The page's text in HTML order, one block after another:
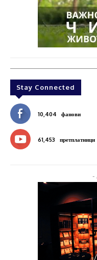
Stay Connected
10,404 фанови
61,453 претплатници
-